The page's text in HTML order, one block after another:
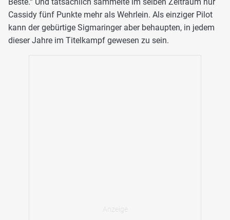
Cassidy fünf Punkte mehr als Wehrlein. Als einziger Pilot
kann der gebürtige Sigmaringer aber behaupten, in jedem
dieser Jahre im Titelkampf gewesen zu sein.